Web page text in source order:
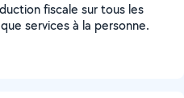
fiscale sur tous les
services à la personne.